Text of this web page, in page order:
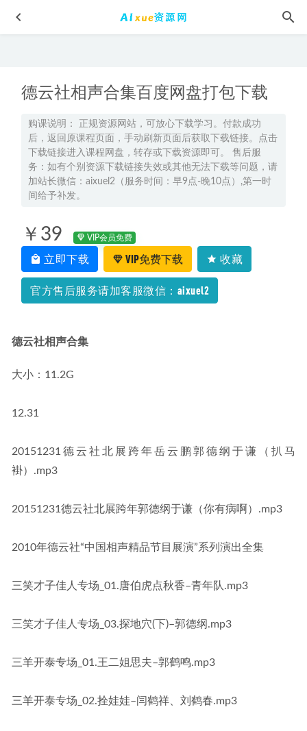
德云社相声合集百度网盘打包下载
购课说明： 正规资源网站，可放心下载学习。付款成功
后，返回原课程页面，手动刷新页面后获取下载链接。点击
下载链接进入课程网盘，转存或下载资源即可。 售后服
务：如有个别资源下载链接失效或其他无法下载等问题，请
加站长微信：aixuel2（服务时间：早9点-晚10点）,第一时
间给予补发。
￥39 VIP会员免费
立即下载 VIP免费下载 收藏
官方售后服务请加客服微信：aixuel2
德云社相声合集
大小：11.2G
12.31
20151231德云社北展跨年岳云鹏郭德纲于谦（扒马
褂）.mp3
20151231德云社北展跨年郭德纲于谦（你有病啊）.mp3
2010年德云社“中国相声精品节目展演”系列演出全集
三笑才子佳人专场_01.唐伯虎点秋香–青年队.mp3
三笑才子佳人专场_03.探地穴(下)–郭德纲.mp3
三羊开泰专场_01.王二姐思夫–郭鹤鸣.mp3
三羊开泰专场_02.拴娃娃–闫鹤祥、刘鹤春.mp3
高中数学网课教程猿辅导2022问延伟高三数学a+班高考一轮
复习视频教程+讲义暑秋班（暑假班+秋季班） 2023-03-02
高中物理网课教程22年【刘杰】高考一轮复习目标班教学视
2025高二英语下学期寒假班网课教程
2023王梦抒高三数学一轮复习讲义 2023-03-22
高中数学网课推荐22年王嘉庆高中数学全程班